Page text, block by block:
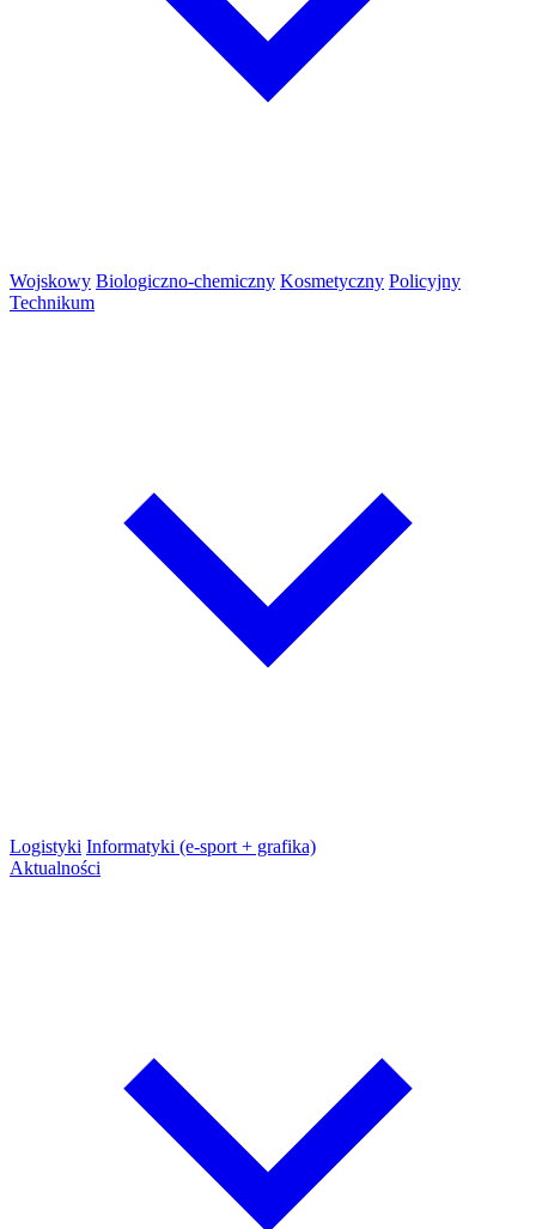
Wojskowy Biologiczno-chemiczny Kosmetyczny Policyjny
Technikum
Logistyki Informatyki (e-sport + grafika)
Aktualności